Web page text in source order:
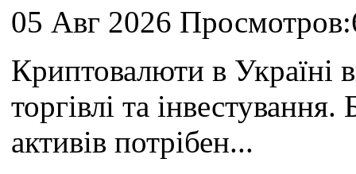
05 Авг 2026
Криптовалюти в Україні
торгівлі та
активів потрібен...